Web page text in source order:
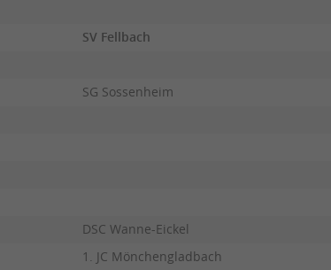
SV Fellbach
SG Sossenheim
DSC Wanne-Eickel
1. JC Mönchengladbach